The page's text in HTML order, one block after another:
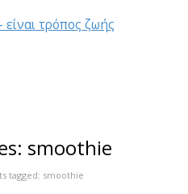
smoothie
tagged: smoothie